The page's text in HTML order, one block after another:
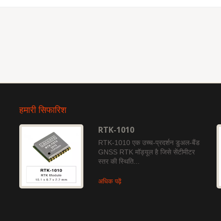
हमारी सिफारिश
RTK-1010
RTK-1010 एक उच्च-प्रदर्शन डुअल-बैंड
GNSS RTK मॉड्यूल है जिसे सेंटीमीटर
स्तर की स्थिति...
अधिक पढ़ें